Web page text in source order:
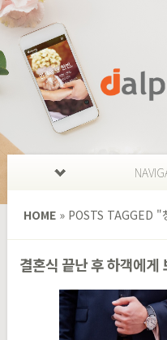
HOME »POSTS TAGGED "
결혼식 끝난 후 하객에게